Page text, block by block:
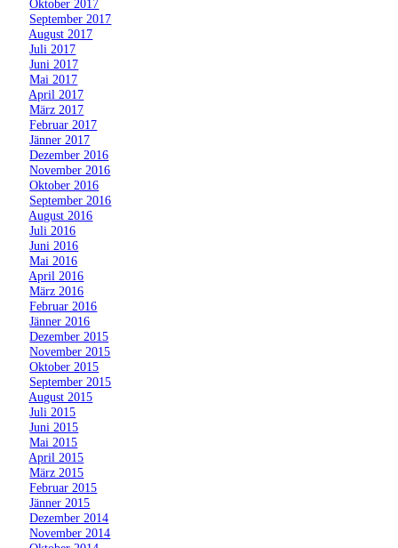
»Oktober 2017
September 2017
August 2017
»Juli 2017
»Juni 2017
»Mai 2017
April 2017
»März 2017
»Februar 2017
»Jänner 2017
»Dezember 2016
»November 2016
»Oktober 2016
September 2016
August 2016
»Juli 2016
»Juni 2016
»Mai 2016
April 2016
»März 2016
»Februar 2016
»Jänner 2016
»Dezember 2015
»November 2015
»Oktober 2015
September 2015
August 2015
»Juli 2015
»Juni 2015
»Mai 2015
April 2015
»März 2015
»Februar 2015
»Jänner 2015
»Dezember 2014
»November 2014